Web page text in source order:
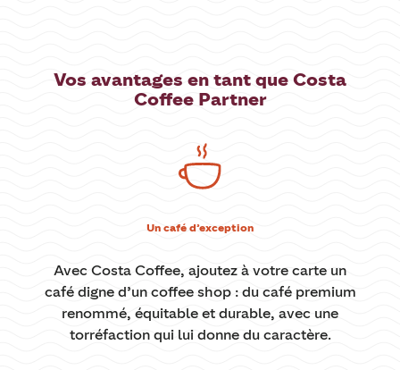
Vos avantages en tant que Costa
Coffee Partner
Un café d’exception
Avec Costa Coffee, ajoutez à votre carte un
café digne d’un coffee shop : du café premium
renommé, équitable et durable, avec une
torréfaction qui lui donne du caractère.